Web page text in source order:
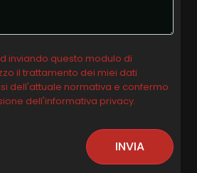
inviando questo modulo di
il trattamento dei miei dati
dell'attuale normativa e confermo
dell'informativa privacy.
INVIA